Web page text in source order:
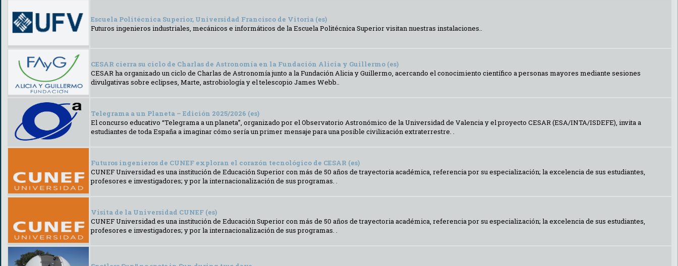
Escuela Politécnica Superior, Universidad Francisco de Vitoria (es)
Futuros ingenieros industriales, mecánicos e informáticos de la Escuela Politécnica Superior visitan nuestras instalaciones..
CESAR cierra su ciclo de Charlas de Astronomía en la Fundación Alicia y Guillermo (es)
CESAR ha organizado un ciclo de Charlas de Astronomía junto a la Fundación Alicia y Guillermo, acercando el conocimiento científico a personas mayores mediante sesiones
divulgativas sobre eclipses, Marte, astrobiología y el telescopio James Webb..
Telegrama a un Planeta – Edición 2025/2026 (es)
El concurso educativo “Telegrama a un planeta”, organizado por el Observatorio Astronómico de la Universidad de Valencia y el proyecto CESAR (ESA/INTA/ISDEFE), invita a
estudiantes de toda España a imaginar cómo sería un primer mensaje para una posible civilización extraterrestre. .
Futuros ingenieros de CUNEF exploran el corazón tecnológico de CESAR (es)
CUNEF Universidad es una institución de Educación Superior con más de 50 años de trayectoria académica, referencia por su especialización; la excelencia de sus estudiantes,
profesores e investigadores; y por la internacionalización de sus programas. .
Visita de la Universidad CUNEF (es)
CUNEF Universidad es una institución de Educación Superior con más de 50 años de trayectoria académica, referencia por su especialización; la excelencia de sus estudiantes,
profesores e investigadores; y por la internacionalización de sus programas. .